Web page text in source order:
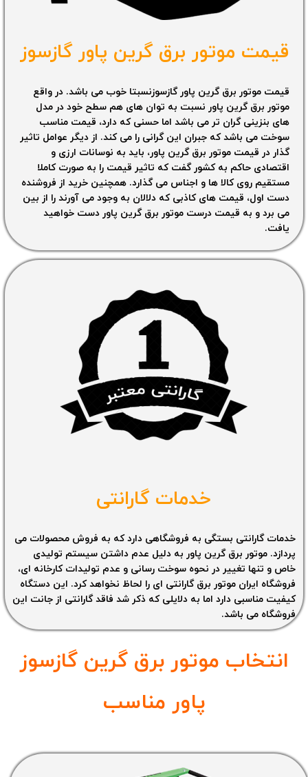
قیمت موتور برق گرین پاور گازسوز
قیمت موتور برق گرین پاور گازسوزنسبتا خوب می باشد. در واقع
موتور برق گرین پاور نسبت به توان های هم سطح خود در مدل
های بنزینی گران تر می باشد اما حسنی که دارد، قیمت مناسب
سوخت می باشد که جبران این گرانی را می کند. از دیگر عوامل تاثیر
گذار در قیمت موتور برق گرین پاور، باید به نوسانات ارزی و
اقتصادی حاکم به کشور گفت که تاثیر قیمت را به صورت کاملا
مستقیم روی کالا ها و اجناس می گذارد. همچنین خرید از فروشنده
دست اول، قیمت های کاذبی که دلالان به وجود می آورند را از بین
می برد و به قیمت درست موتور برق گرین پاور دست خواهید
یافت.
خدمات گارانتی
خدمات گارانتی بستگی به فروشگاهی دارد که به فروش محصولات می
پردازد. موتور برق گرین پاور به دلیل عدم داشتن سیستم تولیدی
خاص و تنها تغییر در نحوه سوخت رسانی و عدم تولیدات کارخانه ای،
فروشگاه ایران موتور برق گارانتی ای را لحاظ نخواهد کرد. این دستگاه
کیفیت مناسبی دارد اما به دلایلی که ذکر شد فاقد گارانتی از جانت این
فروشگاه می باشد.
انتخاب موتور برق گرین گازسوز
پاور مناسب